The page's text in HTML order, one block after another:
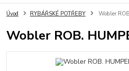
Úvod RYBÁŘSKÉ POTŘEBY Wobler
Wobler ROB.